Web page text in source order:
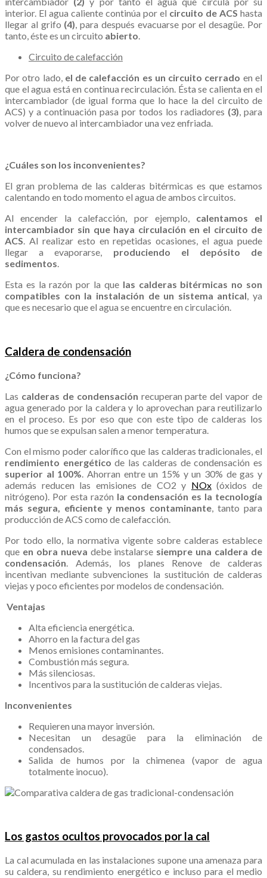
interior. El agua caliente continúa por el circuito de ACS hasta
llegar al grifo (4), para después evacuarse por el desagüe. Por
tanto, éste es un circuito abierto.
Circuito de calefacción
Por otro lado, el de calefacción es un circuito cerrado en el
que el agua está en continua recirculación. Ésta se calienta en el
intercambiador (de igual forma que lo hace la del circuito de
ACS) y a continuación pasa por todos los radiadores (3), para
volver de nuevo al intercambiador una vez enfriada.
¿Cuáles son los inconvenientes?
El gran problema de las calderas bitérmicas es que estamos
calentando en todo momento el agua de ambos circuitos.
Al encender la calefacción, por ejemplo, calentamos el
intercambiador sin que haya circulación en el circuito de
ACS. Al realizar esto en repetidas ocasiones, el agua puede
llegar a evaporarse, produciendo el depósito de
sedimentos.
Esta es la razón por la que las calderas bitérmicas no son
compatibles con la instalación de un sistema antical, ya
que es necesario que el agua se encuentre en circulación.
Caldera de condensación
¿Cómo funciona?
Las calderas de condensación recuperan parte del vapor de
agua generado por la caldera y lo aprovechan para reutilizarlo
en el proceso. Es por eso que con este tipo de calderas los
humos que se expulsan salen a menor temperatura.
Con el mismo poder calorífico que las calderas tradicionales, el
rendimiento energético de las calderas de condensación es
superior al 100% . Ahorran entre un 15% y un 30% de gas y
además reducen las emisiones de CO2 y NOx(óxidos de
nitrógeno). Por esta razón la condensación es la tecnología
más segura, eficiente y menos contaminante , tanto para
producción de ACS como de calefacción.
Por todo ello, la normativa vigente sobre calderas establece
que en obra nueva debe instalarse siempre una caldera de
condensación . Además, los planes Renove de calderas
incentivan mediante subvenciones la sustitución de calderas
viejas y poco eficientes por modelos de condensación.
Ventajas
Alta eficiencia energética.
Ahorro en la factura del gas
Menos emisiones contaminantes.
Combustión más segura.
Más silenciosas.
Incentivos para la sustitución de calderas viejas.
Inconvenientes
Requieren una mayor inversión.
Necesitan un desagüe para la eliminación de
condensados.
Salida de humos por la chimenea (vapor de agua
totalmente inocuo).
Los gastos ocultos provocados por la cal
La cal acumulada en las instalaciones supone una amenaza para
su caldera, su rendimiento energético e incluso para el medio